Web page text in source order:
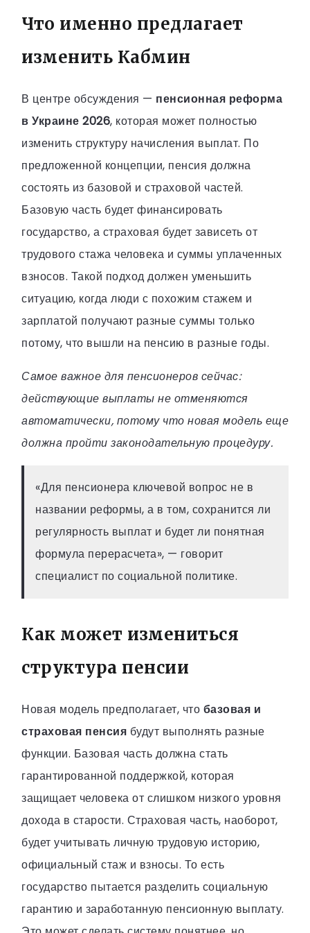
Что именно предлагает
изменить Кабмин
В центре обсуждения — пенсионная реформа
в Украине 2026, которая может полностью
изменить структуру начисления выплат. По
предложенной концепции, пенсия должна
состоять из базовой и страховой частей.
Базовую часть будет финансировать
государство, а страховая будет зависеть от
трудового стажа человека и суммы уплаченных
взносов. Такой подход должен уменьшить
ситуацию, когда люди с похожим стажем и
зарплатой получают разные суммы только
потому, что вышли на пенсию в разные годы.
Самое важное для пенсионеров сейчас:
действующие выплаты не отменяются
автоматически, потому что новая модель еще
должна пройти законодательную процедуру.
«Для пенсионера ключевой вопрос не в
названии реформы, а в том, сохранится ли
регулярность выплат и будет ли понятная
формула перерасчета», — говорит
специалист по социальной политике.
Как может измениться
структура пенсии
Новая модель предполагает, что базовая и
страховая пенсия будут выполнять разные
функции. Базовая часть должна стать
гарантированной поддержкой, которая
защищает человека от слишком низкого уровня
дохода в старости. Страховая часть, наоборот,
будет учитывать личную трудовую историю,
официальный стаж и взносы. То есть
государство пытается разделить социальную
гарантию и заработанную пенсионную выплату.